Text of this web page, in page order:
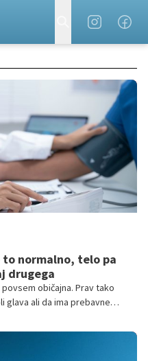
normalno, telo pa
drugega
običajna. Prav tako
glava ali da ima prebavne
ignoriramo.